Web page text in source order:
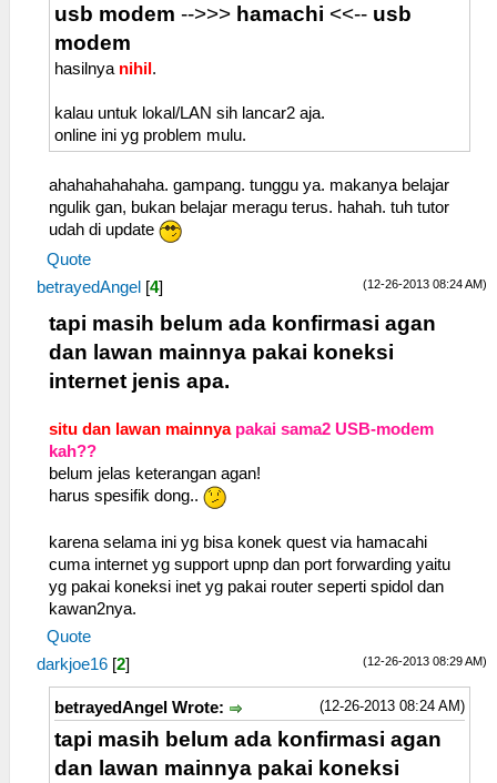
usb modem -->>> hamachi <<-- usb
modem
hasilnya nihil .
kalau untuk lokal/LAN sih lancar2 aja.
online ini yg problem mulu.
ahahahahahaha. gampang. tunggu ya. makanya belajar
ngulik gan, bukan belajar meragu terus. hahah. tuh tutor
udah di update
Quote
(12-26-2013 08:24 AM)
betrayedAngel [4]
tapi masih belum ada konfirmasi agan
dan lawan mainnya pakai koneksi
internet jenis apa.
situ dan lawan mainnya pakai sama2 USB-modem
kah??
belum jelas keterangan agan!
harus spesifik dong..
karena selama ini yg bisa konek quest via hamacahi
cuma internet yg support upnp dan port forwarding yaitu
yg pakai koneksi inet yg pakai router seperti spidol dan
kawan2nya.
Quote
(12-26-2013 08:29 AM)
darkjoe16 [2]
(12-26-2013 08:24 AM)
betrayedAngel Wrote:
tapi masih belum ada konfirmasi agan
dan lawan mainnya pakai koneksi